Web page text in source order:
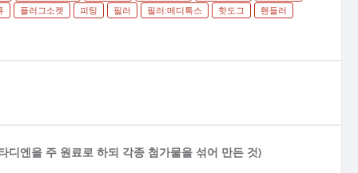
플러그소켓 피팅 필러 필러:메디톡스 핫도그
핸들러
디엔을 주 원료로 하되 각종 첨가물을 섞어 만든 것)